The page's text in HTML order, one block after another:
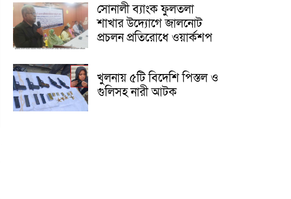
সোনালী ব্যাংক ফুলতলা
শাখার উদ্যোগে জালনোট
প্রচলন প্রতিরোধে ওয়ার্কশপ
খুলনায় ৫টি বিদেশি পিস্তল ও
গুলিসহ নারী আটক